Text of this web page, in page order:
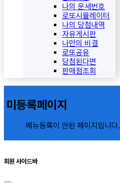
나의 운세번호
로또시뮬레이터
나의 당첨내역
자유게시판
나만의 비결
로또공유
당첨된다면
판매점조회
미등록페이지
메뉴등록이 안된 페이지입니다.
회원 사이드바